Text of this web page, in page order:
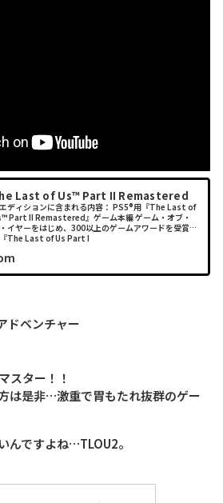
Last of Us™ Part II Remastered
ディションに含まれる内容： PS5®用『The Last of
Part II Remastered』ゲーム本編 ゲーム・オブ・
イヤーをはじめ、300以上のゲームアワードを受賞し
The Last of Us Part I
ドベンチャー
スター！！
は是非…激重で胃もたれ抜群のゲー
んですよね…TLOU2。